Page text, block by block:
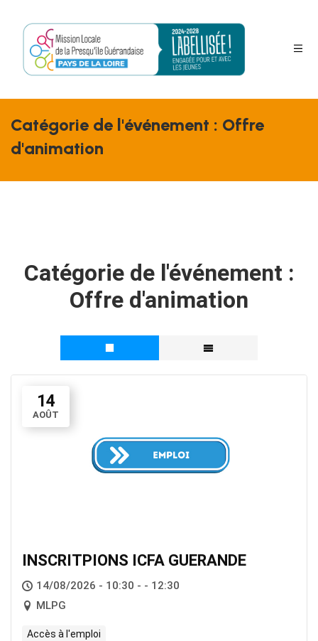
Catégorie de l'événement : Offre
d'animation
Catégorie de l'événement :
Offre d'animation
14
AOÛT
INSCRITPIONS ICFA GUERANDE
14/08/2026 - 10:30 - - 12:30
MLPG
Accès à l'emploi